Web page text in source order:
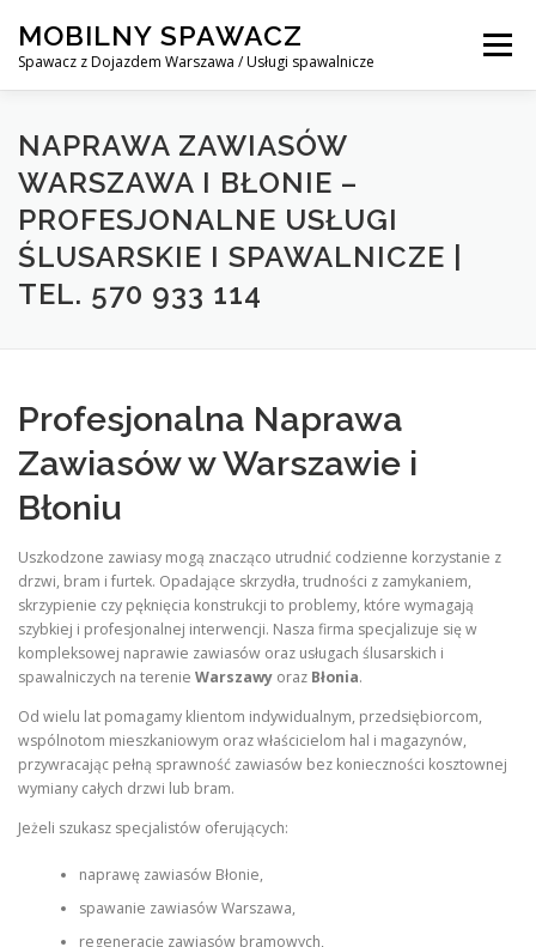
content
MOBILNY SPAWACZ
Spawacz z Dojazdem Warszawa / Usługi spawalnicze
Menu
MOBILNY SPAWACZ WARSZAWA
KONTAKT
NAPRAWA ZAWIASÓW
WARSZAWA I BŁONIE –
PROFESJONALNE USŁUGI
ŚLUSARSKIE I SPAWALNICZE |
TEL. 570 933 114
Profesjonalna Naprawa
Zawiasów w Warszawie i
Błoniu
Uszkodzone zawiasy mogą znacząco utrudnić codzienne korzystanie z
drzwi, bram i furtek. Opadające skrzydła, trudności z zamykaniem,
skrzypienie czy pęknięcia konstrukcji to problemy, które wymagają
szybkiej i profesjonalnej interwencji. Nasza firma specjalizuje się w
kompleksowej naprawie zawiasów oraz usługach ślusarskich i
spawalniczych na terenie Warszawy oraz Błonia.
Od wielu lat pomagamy klientom indywidualnym, przedsiębiorcom,
wspólnotom mieszkaniowym oraz właścicielom hal i magazynów,
przywracając pełną sprawność zawiasów bez konieczności kosztownej
wymiany całych drzwi lub bram.
Jeżeli szukasz specjalistów oferujących:
naprawę zawiasów Błonie,
spawanie zawiasów Warszawa,
regenerację zawiasów bramowych,